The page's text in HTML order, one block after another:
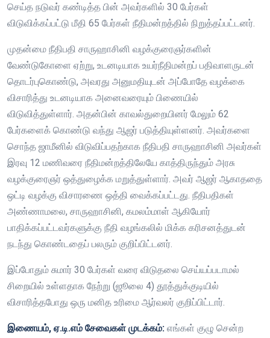
செய்த நடுவர் கண்டித்த பின் அவர்களில் 30 பேர்கள்
விடுவிக்கப்பட்டு மீதி 65 பேர்கள் நீதிமன்றத்தில் நிறுத்தப்பட்டனர்.
முதன்மை நீதிபதி சாருஹாசினி வழக்குரைஞர்களின்
வேண்டுகோளை ஏற்று, உடனடியாக உயர்நீதிமன்றப் பதிவாளருடன்
தொடர்புகொண்டு, அவரது அனுமதியுடன் அப்போதே வழக்கை
விசாரித்து உடனடியாக அனைவரையும் பிணையில்
விடுவித்துள்ளார். அதன்பின் காவல்துறையினர் மேலும் 62
பேர்களைக் கொண்டு வந்து ஆஜர் படுத்தியுள்ளனர். அவர்களை
சொந்த ஜாமீனில் விடுவிப்பதற்காக நீதிபதி சாருஹாசினி அவர்கள்
இரவு 12 மணிவரை நீதிமன்றத்திலேயே காத்திருந்தும் அரசு
வழக்குரைஞர் ஒத்துழைக்க மறுத்துள்ளார். அவர் ஆஜர் ஆகாததை
ஒட்டி வழக்கு விசாரணை ஒத்தி வைக்கப்பட்டது. நீதிபதிகள்
அண்ணாமலை, சாருஹாசினி, கமலம்மாள் ஆகியோர்
பாதிக்கப்பட்டவர்களுக்கு நீதி வழங்கலில் மிக்க கரிசனத்துடன்
நடந்து கொண்டதைப் பலரும் குறிப்பிட்டனர்.
இப்போதும் சுமார் 30 பேர்கள் வரை விடுதலை செய்யப்படாமல்
சிறையில் உள்ளதாக நேற்று (ஜூலை 4) தூத்துக்குடியில்
விசாரித்தபோது ஒரு மனித உரிமை ஆர்வலர் குறிப்பிட்டார்.
இணையம், ஏ.டி.எம் சேவைகள் முடக்கம்: எங்கள் குழு சென்ற